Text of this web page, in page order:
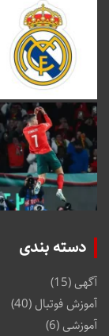
دسته بندی
آگهی(15)
آموزش فوتبال (40)
آموزشی(6)